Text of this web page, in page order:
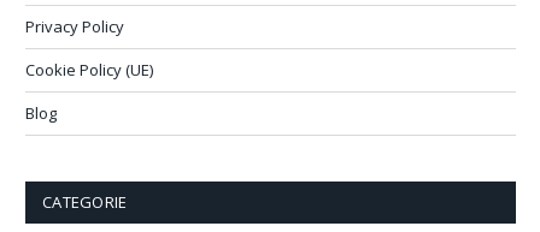
Privacy Policy
Cookie Policy (UE)
Blog
CATEGORIE